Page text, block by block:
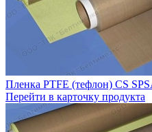
Пленка PTFE (тефлон) CS
Перейти в карточку продукта